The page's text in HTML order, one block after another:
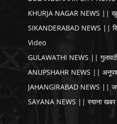
KHURJA NAGAR NEWS ||
SIKANDERABAD NEWS ||
Video
GULAWATHI NEWS ||
ANUPSHAHR NEWS ||
JAHANGIRABAD NEWS ||
SAYANA NEWS || स्याना खबर